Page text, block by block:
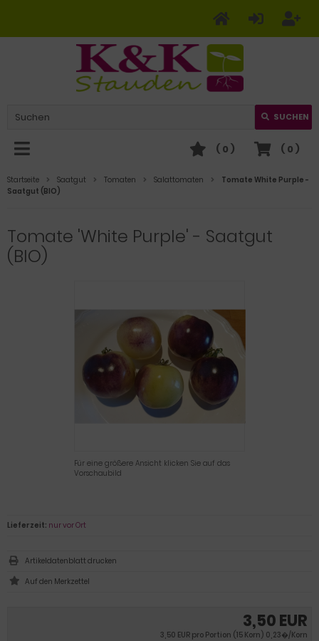
SUCHEN
( 0 )
( 0 )
Startseite Saatgut Tomaten Salattomaten
Tomate White Purple -
Saatgut (BIO)
Tomate 'White Purple' - Saatgut
(BIO)
Für eine größere Ansicht klicken Sie auf das
Vorschaubild
3,50 EUR
3,50 EUR pro Portion (15 Korn) 0,23�/Korn
Lieferzeit: nur vor Ort
Artikeldatenblatt drucken